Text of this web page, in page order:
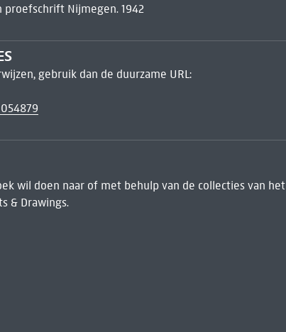
proefschrift Nijmegen. 1942
gebruik dan de duurzame URL:
wil doen naar of met behulp van de collecties van het
& Drawings.